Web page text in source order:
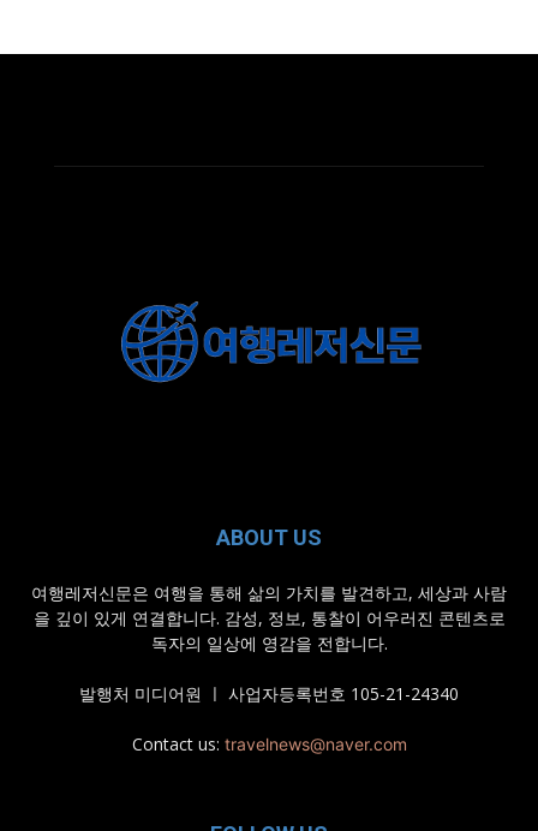
ABOUT US
여행레저신문은 여행을 통해 삶의 가치를 발견하고, 세상과 사람
을 깊이 있게 연결합니다. 감성, 정보, 통찰이 어우러진 콘텐츠로
독자의 일상에 영감을 전합니다.
발행처 미디어원 ㅣ 사업자등록번호 105-21-24340
Contact us: travelnews@naver.com